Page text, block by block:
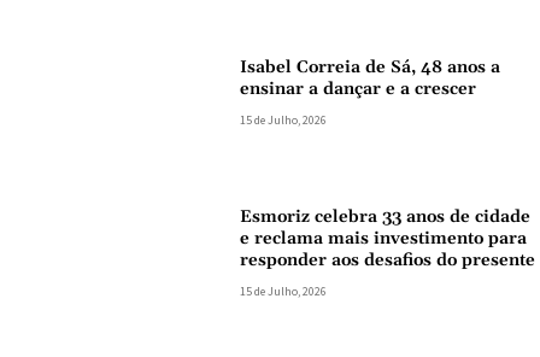
Isabel Correia de Sá, 48 anos a
ensinar a dançar e a crescer
15 de Julho, 2026
Esmoriz celebra 33 anos de cidade
e reclama mais investimento para
responder aos desafios do presente
15 de Julho, 2026